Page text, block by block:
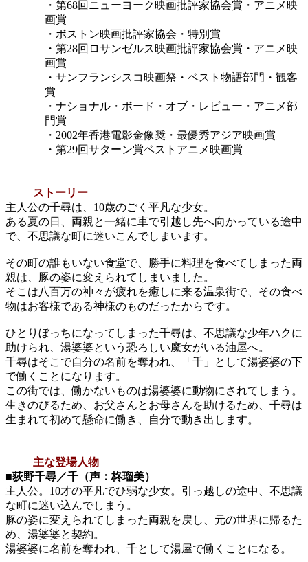
・第68回ニューヨーク映画批評家協会賞・アニメ映
画賞
・ボストン映画批評家協会・特別賞
・第28回ロサンゼルス映画批評家協会賞・アニメ映
画賞
・サンフランシスコ映画祭・ベスト物語部門・観客
賞
・ナショナル・ボード・オブ・レビュー・アニメ部
門賞
・2002年香港電影金像奨・最優秀アジア映画賞
・第29回サターン賞ベストアニメ映画賞
ストーリー
主人公の千尋は、10歳のごく平凡な少女。
ある夏の日、両親と一緒に車で引越し先へ向かっている途中
で、不思議な町に迷いこんでしまいます。
その町の誰もいない食堂で、勝手に料理を食べてしまった両
親は、豚の姿に変えられてしまいました。
そこは八百万の神々が疲れを癒しに来る温泉街で、その食べ
物はお客様である神様のものだったからです。
ひとりぼっちになってしまった千尋は、不思議な少年ハクに
助けられ、湯婆婆という恐ろしい魔女がいる油屋へ。
千尋はそこで自分の名前を奪われ、「千」として湯婆婆の下
で働くことになります。
この街では、働かないものは湯婆婆に動物にされてしまう。
生きのびるため、お父さんとお母さんを助けるため、千尋は
生まれて初めて懸命に働き、自分で動き出します。
主な登場人物
■荻野千尋／千（声：柊瑠美）
主人公。10才の平凡でひ弱な少女。引っ越しの途中、不思議
な町に迷い込んでしまう。
豚の姿に変えられてしまった両親を戻し、元の世界に帰るた
め、湯婆婆と契約。
湯婆婆に名前を奪われ、千として湯屋で働くことになる。